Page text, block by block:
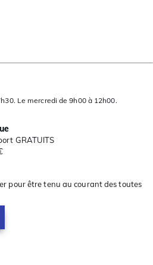
Le mercredi de 9h00 à 12h00.
GRATUITS
pour être tenu au courant des toutes